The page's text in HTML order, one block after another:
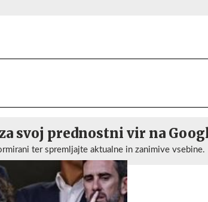
svoj prednostni vir na
ter spremljajte aktualne in zanimive vsebine.